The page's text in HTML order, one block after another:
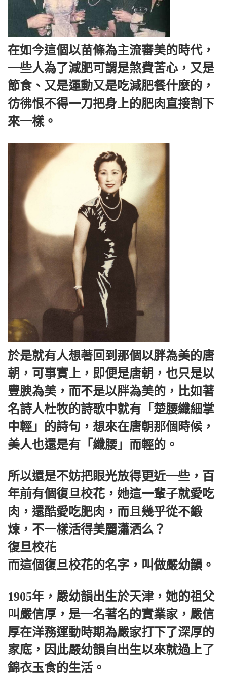
在如今這個以苗條為主流審美的時代，
一些人為了減肥可謂是煞費苦心，又是
節食、又是運動又是吃減肥餐什麼的，
彷彿恨不得一刀把身上的肥肉直接割下
來一樣。
於是就有人想著回到那個以胖為美的唐
朝，可事實上，即便是唐朝，也只是以
豐腴為美，而不是以胖為美的，比如著
名詩人杜牧的詩歌中就有「楚腰纖細掌
中輕」的詩句，想來在唐朝那個時候，
美人也還是有「纖腰」而輕的。
所以還是不妨把眼光放得更近一些，百
年前有個復旦校花，她這一輩子就愛吃
肉，還酷愛吃肥肉，而且幾乎從不鍛
煉，不一樣活得美麗瀟洒么？
復旦校花
而這個復旦校花的名字，叫做嚴幼韻。
1905年，嚴幼韻出生於天津，她的祖父
叫嚴信厚，是一名著名的實業家，嚴信
厚在洋務運動時期為嚴家打下了深厚的
家底，因此嚴幼韻自出生以來就過上了
錦衣玉食的生活。